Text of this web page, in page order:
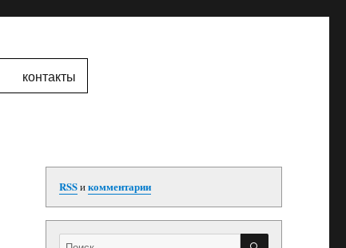
контакты
RSSикомментарии
Искать: ПОИСК